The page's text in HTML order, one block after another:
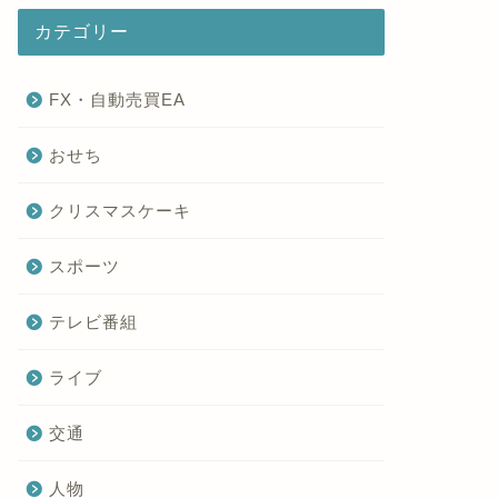
カテゴリー
FX・自動売買EA
おせち
クリスマスケーキ
スポーツ
テレビ番組
ライブ
交通
人物